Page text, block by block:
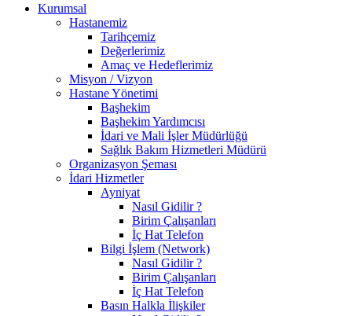
Kurumsal
Hastanemiz
Tarihçemiz
Değerlerimiz
Amaç ve Hedeflerimiz
Misyon / Vizyon
Hastane Yönetimi
Başhekim
Başhekim Yardımcısı
İdari ve Mali İşler Müdürlüğü
Sağlık Bakım Hizmetleri Müdürü
Organizasyon Şeması
İdari Hizmetler
Ayniyat
Nasıl Gidilir ?
Birim Çalışanları
İç Hat Telefon
Bilgi İşlem (Network)
Nasıl Gidilir ?
Birim Çalışanları
İç Hat Telefon
Basın Halkla İlişkiler